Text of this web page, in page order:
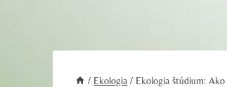
/ Ekologia / Ekologia štúdium: